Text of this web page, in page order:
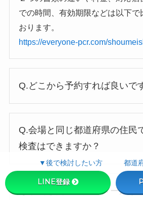
での時間、有効期限などは以下で
おります。
https://everyone-pcr.com/
Q.どこから予約すれば良いで
Q.会場と同じ都道府県の住民
検査はできますか？
Q.予約したのに完了メールが
▼後で検討したい方 都道府
LINE登録